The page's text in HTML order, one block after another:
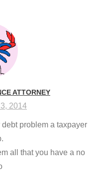
ATTORNEY
2014
problem a taxpayer
all that you have a no